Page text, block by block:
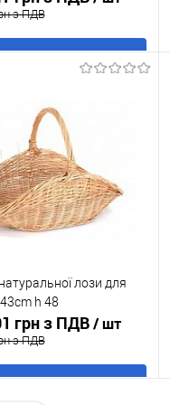
з ПДВ
В кошик
в 1 клік
порівняння
лози для
h 48
грн з ПДВ/ шт
з ПДВ